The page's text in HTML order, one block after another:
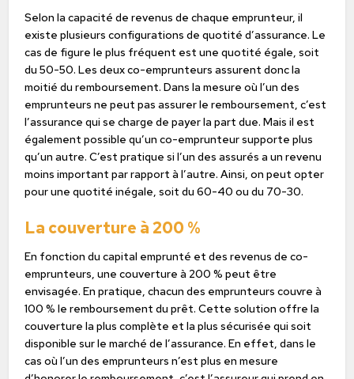
Selon la capacité de revenus de chaque emprunteur, il
existe plusieurs configurations de quotité d’assurance. Le
cas de figure le plus fréquent est une quotité égale, soit
du 50-50. Les deux co-emprunteurs assurent donc la
moitié du remboursement. Dans la mesure où l’un des
emprunteurs ne peut pas assurer le remboursement, c’est
l’assurance qui se charge de payer la part due. Mais il est
également possible qu’un co-emprunteur supporte plus
qu’un autre. C’est pratique si l’un des assurés a un revenu
moins important par rapport à l’autre. Ainsi, on peut opter
pour une quotité inégale, soit du 60-40 ou du 70-30.
La couverture à 200 %
En fonction du capital emprunté et des revenus de co-
emprunteurs, une couverture à 200 % peut être
envisagée. En pratique, chacun des emprunteurs couvre à
100 % le remboursement du prêt. Cette solution offre la
couverture la plus complète et la plus sécurisée qui soit
disponible sur le marché de l’assurance. En effet, dans le
cas où l’un des emprunteurs n’est plus en mesure